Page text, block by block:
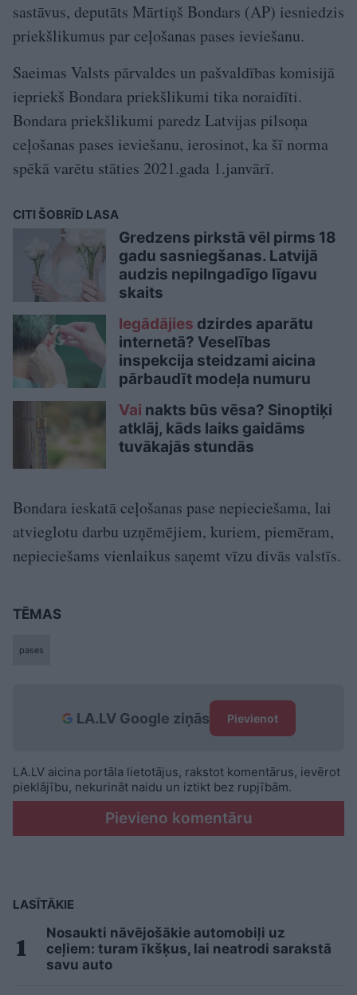
sastāvus, deputāts Mārtiņš Bondars (AP) iesniedzis
priekšlikumus par ceļošanas pases ieviešanu.
Saeimas Valsts pārvaldes un pašvaldības komisijā
iepriekš Bondara priekšlikumi tika noraidīti.
Bondara priekšlikumi paredz Latvijas pilsoņa
ceļošanas pases ieviešanu, ierosinot, ka šī norma
spēkā varētu stāties 2021.gada 1.janvārī.
CITI ŠOBRĪD LASA
Gredzens pirkstā vēl pirms 18
gadu sasniegšanas. Latvijā
audzis nepilngadīgo līgavu
skaits
Iegādājies dzirdes aparātu
internetā? Veselības
inspekcija steidzami aicina
pārbaudīt modeļa numuru
Vai nakts būs vēsa? Sinoptiķi
atklāj, kāds laiks gaidāms
tuvākajās stundās
Bondara ieskatā ceļošanas pase nepieciešama, lai
atvieglotu darbu uzņēmējiem, kuriem, piemēram,
nepieciešams vienlaikus saņemt vīzu divās valstīs.
TĒMAS
pases
LA.LV Google ziņās Pievienot
LA.LV aicina portāla lietotājus, rakstot komentārus, ievērot
pieklājību, nekurināt naidu un iztikt bez rupjībām.
Pievieno komentāru
LASĪTĀKIE
Nosaukti nāvējošākie automobiļi uz
ceļiem: turam īkšķus, lai neatrodi sarakstā
savu auto